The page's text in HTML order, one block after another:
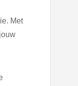
Met